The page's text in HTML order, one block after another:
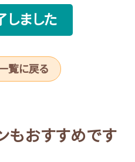
ました
覧に戻る
もおすすめです